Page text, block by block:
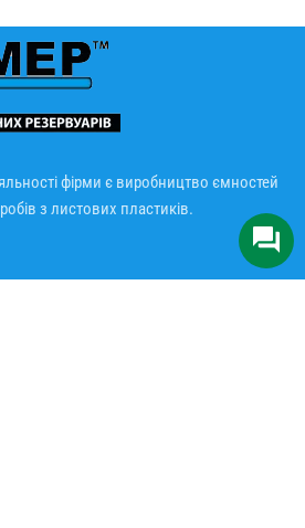
фірми є виробництво ємностей
з листових пластиків.